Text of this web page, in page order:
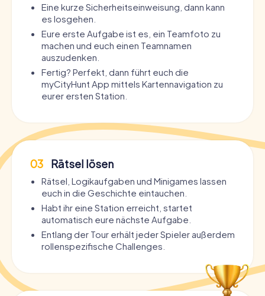
Eine kurze Sicherheitseinweisung, dann kann
es losgehen.
Eure erste Aufgabe ist es, ein Teamfoto zu
machen und euch einen Teamnamen
auszudenken.
Fertig? Perfekt, dann führt euch die
myCityHunt App mittels Kartennavigation zu
eurer ersten Station.
03 Rätsel lösen
Rätsel, Logikaufgaben und Minigames lassen
euch in die Geschichte eintauchen.
Habt ihr eine Station erreicht, startet
automatisch eure nächste Aufgabe.
Entlang der Tour erhält jeder Spieler außerdem
rollenspezifische Challenges.